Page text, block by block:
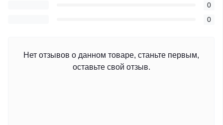
0
0
Нет отзывов о данном товаре, станьте первым,
оставьте свой отзыв.